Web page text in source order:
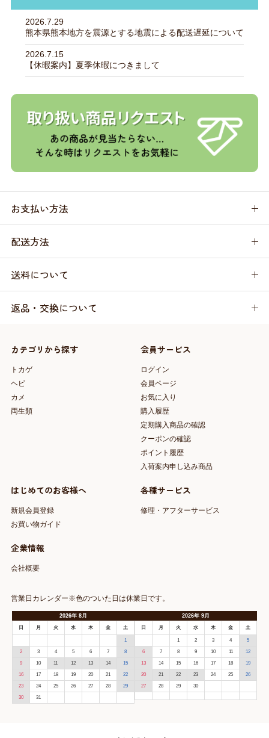
2026.7.29
熊本県熊本地方を震源とする地震による配送遅延について
2026.7.15
【休暇案内】夏季休暇につきまして
お支払い方法
配送方法
送料について
返品・交換について
カテゴリから探す
トカゲ
ヘビ
カメ
両生類
会員サービス
ログイン
会員ページ
お気に入り
購入履歴
定期購入商品の確認
クーポンの確認
ポイント履歴
入荷案内申し込み商品
はじめてのお客様へ
新規会員登録
お買い物ガイド
各種サービス
修理・アフターサービス
企業情報
会社概要
営業日カレンダー※色のついた日は休業日です。
2026年 8月
日 月 火 水 木 金 土
1
2 3 4 5 6 7 8
9 10 11 12 13 14 15
16 17 18 19 20 21 22
23 24 25 26 27 28 29
30 31
2026年9月
日 月 火 水 木 金 土
1 2 3 4 5
6 7 8 9 10 11 12
13 14 15 16 17 18 19
20 21 22 23 24 25 26
27 28 29 30